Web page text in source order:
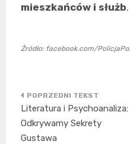
mieszkańców i służb.
Źródło: facebook.com/
Nawigacja
wpisu
Literatura i Psychoanaliza:
Odkrywamy Sekrety
Gustawa